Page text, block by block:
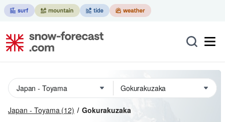
Japan - Toyama (12) Gokurakuzaka